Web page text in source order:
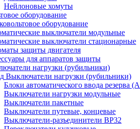
Нейлоновые хомуты
оборудование
оборудование
выключатели модульные
выключатели стационарные
защиты двигателя
для аппаратов защиты
нагрузки (рубильники)
Выключатели нагрузки (рубильники)
Блоки автоматического ввода резерва
Выключатели нагрузки модульные
Выключатели пакетные
Выключатели путевые, концевые
Выключатели-разъединители ВР32